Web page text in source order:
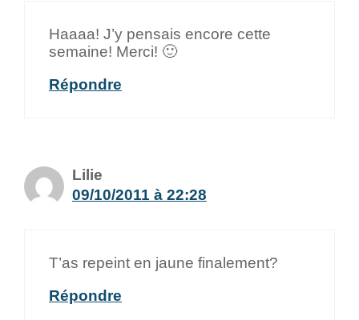
Haaaa! J’y pensais encore cette
semaine! Merci! 🙂
Répondre
Lilie
09/10/2011 à 22:28
T’as repeint en jaune finalement?
Répondre